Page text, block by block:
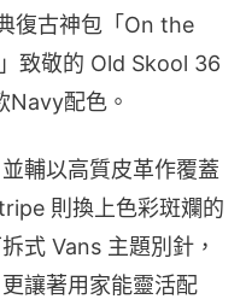
復古神包「On the
致敬的 Old Skool 36
Navy配色。
輔以高質皮革作覆蓋
則換上色彩斑斕的
式 Vans 主題別針，
讓著用家能靈活配